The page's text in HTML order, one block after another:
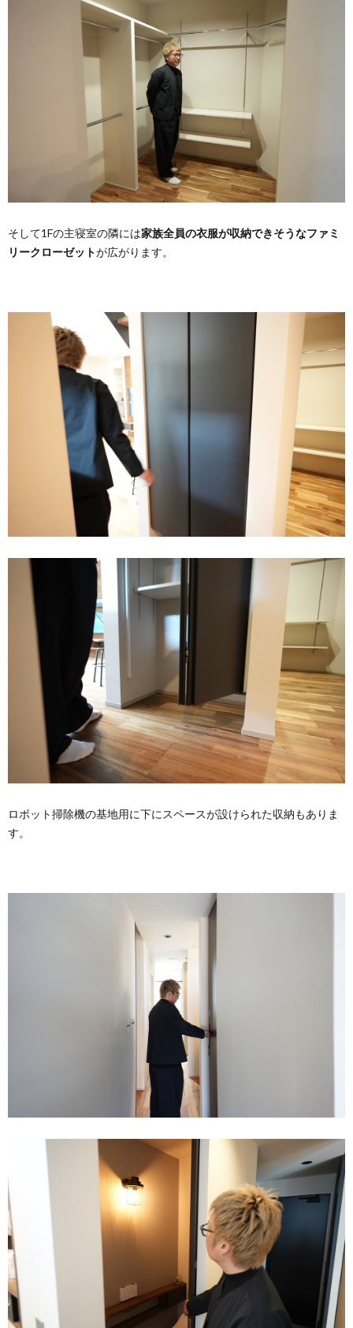
そして1Fの主寝室の隣には家族全員の衣服が収納できそうなファミ
リークローゼットが広がります。
ロボット掃除機の基地用に下にスペースが設けられた収納もありま
す。